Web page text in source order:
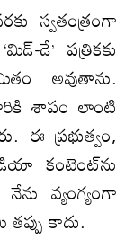
స్వతంత్రంగా
డే’ పత్రికకు
అవుతాను.
శాపం లాంటి
ఈ ప్రభుత్వం,
కంటెంట్‌ను
వ్యంగ్యంగా
కాదు.